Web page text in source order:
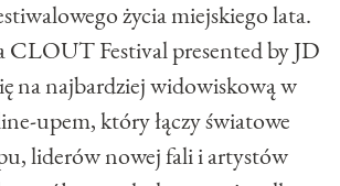
życia miejskiego lata.
CLOUT Festival presented by JD
na najbardziej widowiskową w
upem, który łączy światowe
liderów nowej fali i artystów